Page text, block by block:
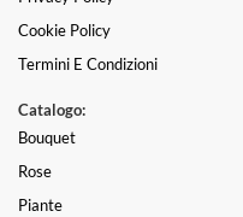
Cookie Policy
Termini E Condizioni
Catalogo:
Bouquet
Rose
Piante